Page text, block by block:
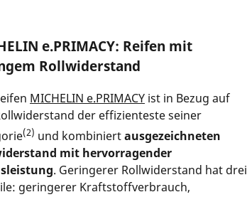
e.PRIMACY: Reifen mit
Rollwiderstand
MICHELIN e.PRIMACY ist in Bezug auf
der effizienteste seiner
(2) und kombiniertausgezeichneten
mit hervorragender
. Geringerer Rollwiderstand hat drei
geringerer Kraftstoffverbrauch,